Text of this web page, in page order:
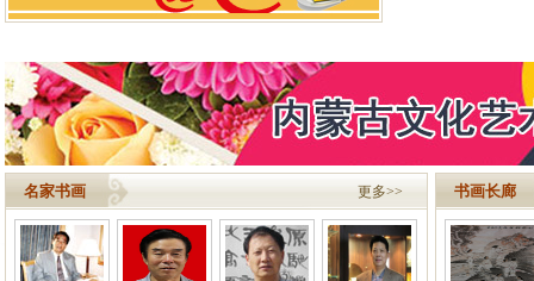
名家书画 更多>> 书画长廊